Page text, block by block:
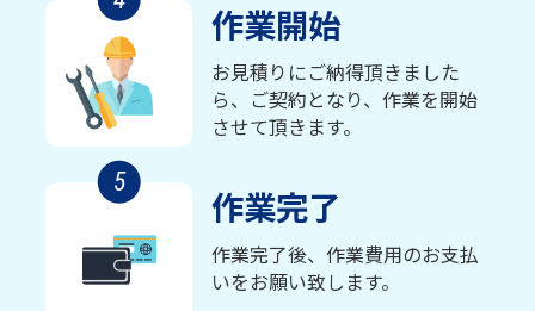
作業開始
お見積りにご納得頂きました
ら、ご契約となり、作業を開始
させて頂きます。
5
作業完了
作業完了後、作業費用のお支払
いをお願い致します。